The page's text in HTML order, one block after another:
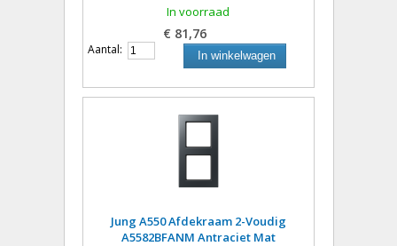
In voorraad
€ 81,76
Aantal: In winkelwagen
Jung A550 Afdekraam 2-Voudig
A5582BFANM Antraciet Mat